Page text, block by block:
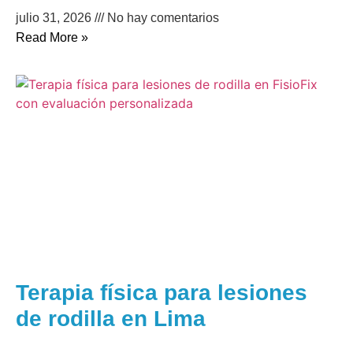
julio 31, 2026
No hay comentarios
Read More »
Terapia física para lesiones
de rodilla en Lima